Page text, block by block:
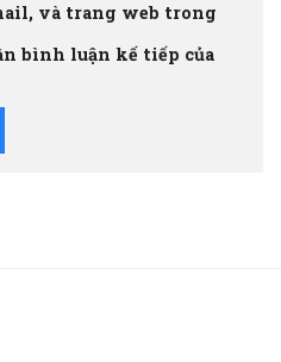
và trang web trong
bình luận kế tiếp của